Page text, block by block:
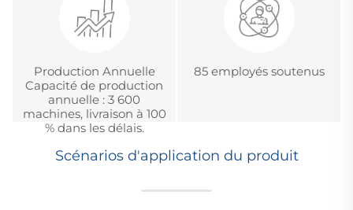
Production Annuelle
Capacité de production
annuelle : 3 600
machines, livraison à 100
% dans les délais.
85 employés soutenus
Scénarios d'application du produit